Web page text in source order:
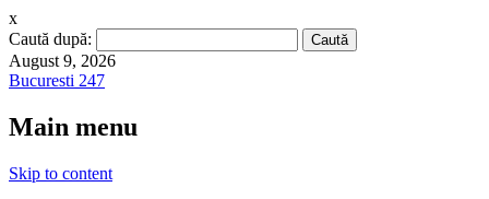
x
Caută după:
August 9, 2026
Bucuresti 247
Main menu
Skip to content